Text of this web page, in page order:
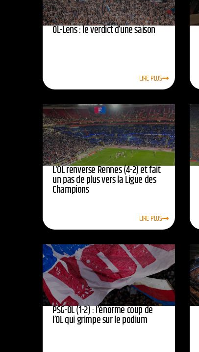
OL-Lens : le verdict d’une saison
LIRE PLUS
L’OL renverse Rennes (4-2) et fait
un pas de plus vers la Ligue des
Champions
LIRE PLUS
PSG-OL (1-2) : l’énorme coup de
l’OL qui grimpe sur le podium